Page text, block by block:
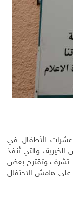
عشرات الأطفال في
الخيرية، والتي تُنفذ
تشرف وتقترح بعض
على هامش الاحتفال